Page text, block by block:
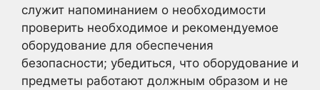
служит напоминанием о необходимости
проверить необходимое и рекомендуемое
оборудование для обеспечения
безопасности; убедиться, что оборудование и
предметы работают должным образом и не